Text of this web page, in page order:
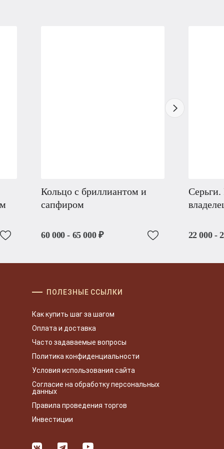
Кольцо с бриллиантом и
сапфиром
60 000 - 65 000 ₽ 22 000 -
ПОЛЕЗНЫЕ ССЫЛКИ
Как купить шаг за шагом
Оплата и доставка
Часто задаваемые вопросы
Политика конфиденциальности
Условия использования сайта
Согласие на обработку персональных
данных
Правила проведения торгов
Инвестиции